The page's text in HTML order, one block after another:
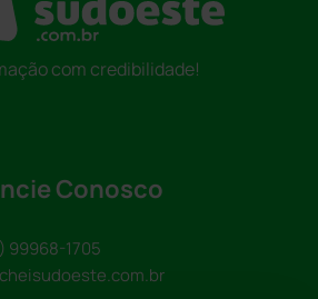
com credibilidade!
Conosco
99968-1705